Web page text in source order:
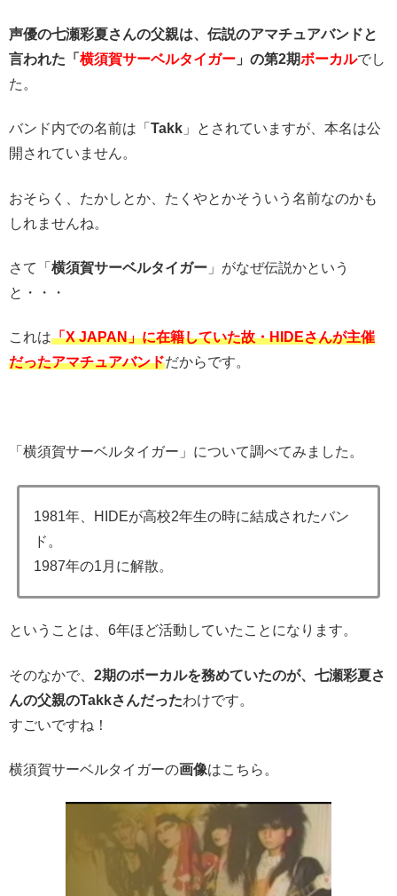
声優の七瀬彩夏さんの父親は、伝説のアマチュアバンドと
言われた「 横須賀サーベルタイガー 」の第2期ボーカルでし
た。
バンド内での名前は「 Takk 」とされていますが、本名は公
開されていません。
おそらく、たかしとか、たくやとかそういう名前なのかも
しれませんね。
さて「 横須賀サーベルタイガー 」がなぜ伝説かという
と・・・
これは「X JAPAN」に在籍していた故・HIDEさんが主催
だったアマチュアバンドだからです。
「横須賀サーベルタイガー」について調べてみました。
1981年、HIDEが高校2年生の時に結成されたバン
ド。
1987年の1月に解散。
ということは、6年ほど活動していたことになります。
そのなかで、 2期のボーカルを務めていたのが、七瀬彩夏さ
んの父親のTakkさんだったわけです。
すごいですね！
横須賀サーベルタイガーの画像はこちら。